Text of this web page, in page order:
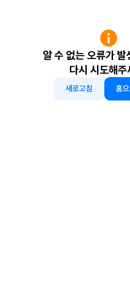
알 수 없는 오류가 발
다시 시도해주
새로고침 홈